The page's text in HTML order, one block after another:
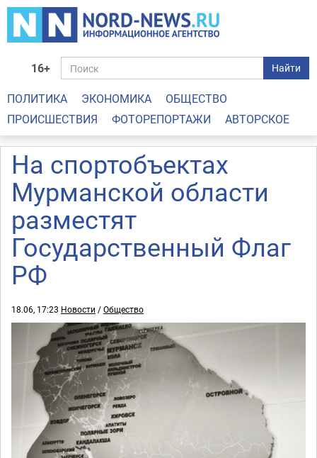
16+ Найти
ПОЛИТИКА ЭКОНОМИКА
ОБЩЕСТВО
ПРОИСШЕСТВИЯ
ФОТОРЕПОРТАЖИ АВТОРСКОЕ
На спортобъектах
Мурманской области
разместят
Государственный Флаг
РФ
18.06, 17:23 Новости /Общество